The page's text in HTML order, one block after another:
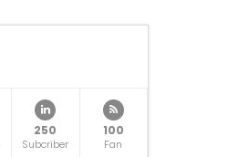
250
Subcriber
100
Fan